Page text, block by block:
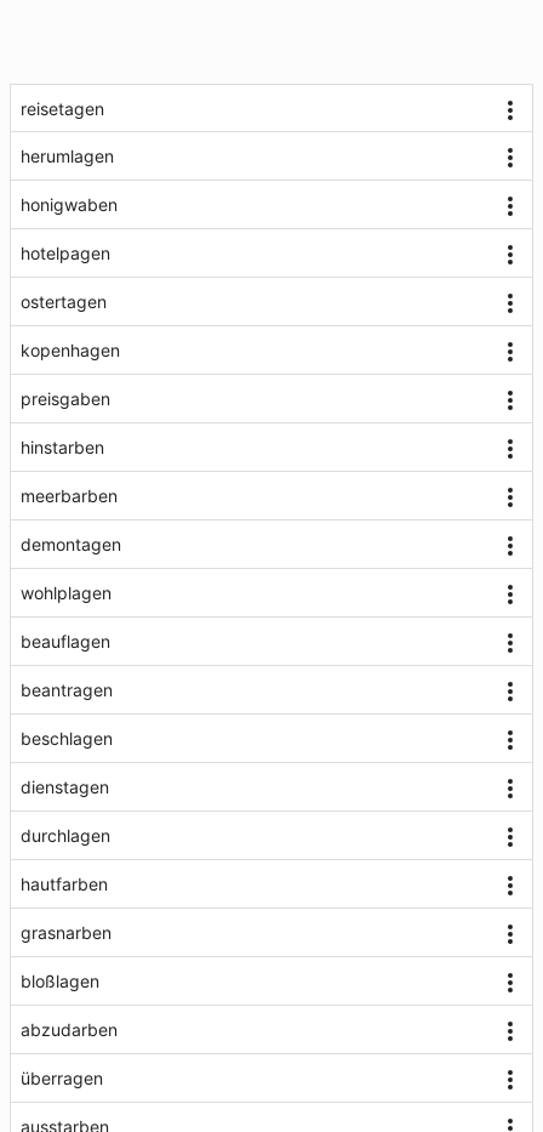
reisetagen
herumlagen
honigwaben
hotelpagen
ostertagen
kopenhagen
preisgaben
hinstarben
meerbarben
demontagen
wohlplagen
beauflagen
beantragen
beschlagen
dienstagen
durchlagen
hautfarben
grasnarben
bloßlagen
abzudarben
überragen
ausstarben